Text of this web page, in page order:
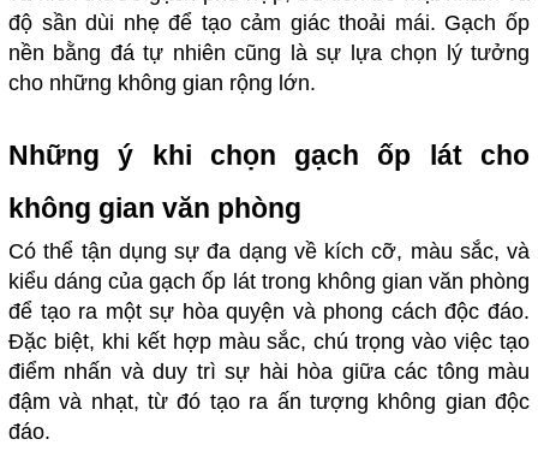
độ sần dùi nhẹ để tạo cảm giác thoải mái. Gạch ốp
nền bằng đá tự nhiên cũng là sự lựa chọn lý tưởng
cho những không gian rộng lớn.
Những ý khi chọn gạch ốp lát cho
không gian văn phòng
Có thể tận dụng sự đa dạng về kích cỡ, màu sắc, và
kiểu dáng của gạch ốp lát trong không gian văn phòng
để tạo ra một sự hòa quyện và phong cách độc đáo.
Đặc biệt, khi kết hợp màu sắc, chú trọng vào việc tạo
điểm nhấn và duy trì sự hài hòa giữa các tông màu
đậm và nhạt, từ đó tạo ra ấn tượng không gian độc
đáo.